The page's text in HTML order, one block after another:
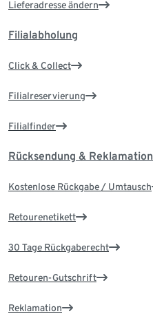
Lieferadresse ändern
Filialabholung
Click & Collect
Filialreservierung
Filialfinder
Rücksendung & Reklamation
Kostenlose Rückgabe / Umtausch
Retourenetikett
30 Tage Rückgaberecht
Retouren-Gutschrift
Reklamation